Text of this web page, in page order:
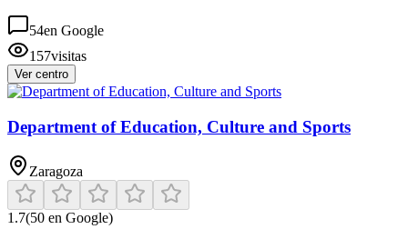
54en Google
157visitas
Ver centro
Department of Education, Culture and Sports
Zaragoza
1.7(50 en Google)